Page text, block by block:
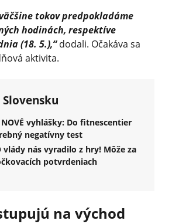
tokov predpokladáme
hodinách, respektíve
(18. 5.),“dodali. Očakáva sa
aktivita.
vyhlášky: Do fitnescentier
negatívny test
vlády nás vyradilo z hry! Môže za
potvrdeniach
na východ